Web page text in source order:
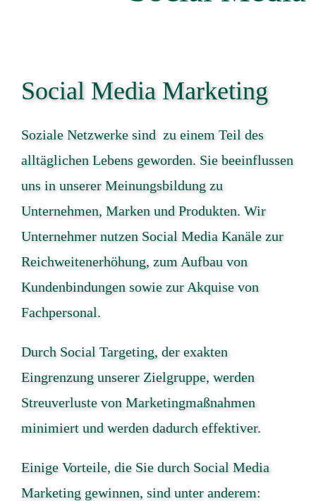
Social Media Marketing
Soziale Netzwerke sind zu einem Teil des
alltäglichen Lebens geworden. Sie beeinflussen
uns in unserer Meinungsbildung zu
Unternehmen, Marken und Produkten. Wir
Unternehmer nutzen Social Media Kanäle zur
Reichweitenerhöhung, zum Aufbau von
Kundenbindungen sowie zur Akquise von
Fachpersonal.
Durch Social Targeting, der exakten
Eingrenzung unserer Zielgruppe, werden
Streuverluste von Marketingmaßnahmen
minimiert und werden dadurch effektiver.
Einige Vorteile, die Sie durch Social Media
Marketing gewinnen, sind unter anderem: